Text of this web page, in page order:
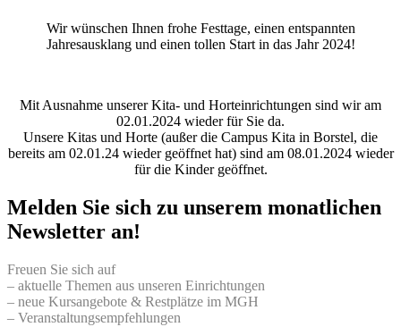
Wir wünschen Ihnen frohe Festtage, einen entspannten
Jahresausklang und einen tollen Start in das Jahr 2024!
Mit Ausnahme unserer Kita- und Horteinrichtungen sind wir am
02.01.2024 wieder für Sie da.
Unsere Kitas und Horte (außer die Campus Kita in Borstel, die
bereits am 02.01.24 wieder geöffnet hat) sind am 08.01.2024 wieder
für die Kinder geöffnet.
Melden Sie sich zu unserem monatlichen
Newsletter an!
Freuen Sie sich auf
– aktuelle Themen aus unseren Einrichtungen
– neue Kursangebote & Restplätze im MGH
– Veranstaltungsempfehlungen